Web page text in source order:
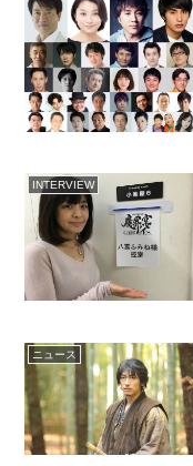
INTERVIEW
ニュース